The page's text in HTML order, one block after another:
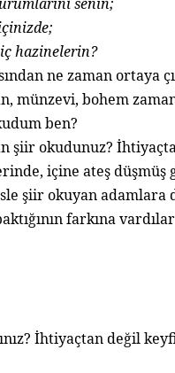
senin;
hazinelerin?
ne zaman ortaya
münzevi, bohem
ben?
şiir okudunuz?
içine ateş
şiir okuyan
farkına vardılar
İhtiyaçtan değil